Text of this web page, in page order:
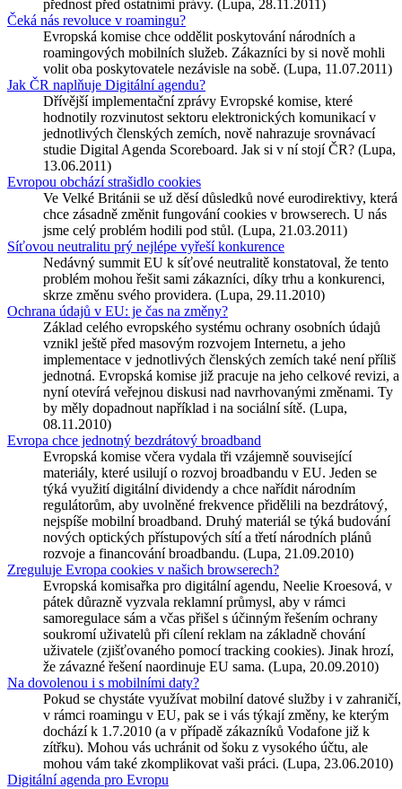
přednost před ostatními právy. (Lupa, 28.11.2011)
Čeká nás revoluce v roamingu?
Evropská komise chce oddělit poskytování národních a
roamingových mobilních služeb. Zákazníci by si nově mohli
volit oba poskytovatele nezávisle na sobě. (Lupa, 11.07.2011)
Jak ČR naplňuje Digitální agendu?
Dřívější implementační zprávy Evropské komise, které
hodnotily rozvinutost sektoru elektronických komunikací v
jednotlivých členských zemích, nově nahrazuje srovnávací
studie Digital Agenda Scoreboard. Jak si v ní stojí ČR? (Lupa,
13.06.2011)
Evropou obchází strašidlo cookies
Ve Velké Británii se už děsí důsledků nové eurodirektivy, která
chce zásadně změnit fungování cookies v browserech. U nás
jsme celý problém hodili pod stůl. (Lupa, 21.03.2011)
Síťovou neutralitu prý nejlépe vyřeší konkurence
Nedávný summit EU k síťové neutralitě konstatoval, že tento
problém mohou řešit sami zákazníci, díky trhu a konkurenci,
skrze změnu svého providera. (Lupa, 29.11.2010)
Ochrana údajů v EU: je čas na změny?
Základ celého evropského systému ochrany osobních údajů
vznikl ještě před masovým rozvojem Internetu, a jeho
implementace v jednotlivých členských zemích také není příliš
jednotná. Evropská komise již pracuje na jeho celkové revizi, a
nyní otevírá veřejnou diskusi nad navrhovanými změnami. Ty
by měly dopadnout například i na sociální sítě. (Lupa,
08.11.2010)
Evropa chce jednotný bezdrátový broadband
Evropská komise včera vydala tři vzájemně související
materiály, které usilují o rozvoj broadbandu v EU. Jeden se
týká využití digitální dividendy a chce nařídit národním
regulátorům, aby uvolněné frekvence přidělili na bezdrátový,
nejspíše mobilní broadband. Druhý materiál se týká budování
nových optických přístupových sítí a třetí národních plánů
rozvoje a financování broadbandu. (Lupa, 21.09.2010)
Zreguluje Evropa cookies v našich browserech?
Evropská komisařka pro digitální agendu, Neelie Kroesová, v
pátek důrazně vyzvala reklamní průmysl, aby v rámci
samoregulace sám a včas přišel s účinným řešením ochrany
soukromí uživatelů při cílení reklam na základně chování
uživatele (zjišťovaného pomocí tracking cookies). Jinak hrozí,
že závazné řešení naordinuje EU sama. (Lupa, 20.09.2010)
Na dovolenou i s mobilními daty?
Pokud se chystáte využívat mobilní datové služby i v zahraničí,
v rámci roamingu v EU, pak se i vás týkají změny, ke kterým
dochází k 1.7.2010 (a v případě zákazníků Vodafone již k
zítřku). Mohou vás uchránit od šoku z vysokého účtu, ale
mohou vám také zkomplikovat vaši práci. (Lupa, 23.06.2010)
Digitální agenda pro Evropu